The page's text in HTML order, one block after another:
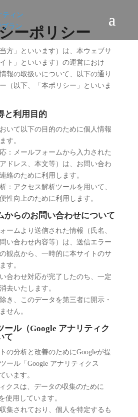
ーポリシー
方」といいます）は、本ウェブサ
ト」といいます）の運営におけ
報の取扱いについて、以下の通り
（以下、「本ポリシー」といいま
と利用目的
いて以下の目的のために個人情報
す。
：メールフォームから入力された
ドレス、本文等）は、お問い合わ
絡のために利用します。
：アクセス解析ツールを用いて、
性向上のために利用します。
からのお問い合わせについて
ームより送信された情報（氏名、
い合わせ内容等）は、送信エラー
観点から、一時的に本サイトのサ
す。
合わせ対応が完了したのち、一定
去いたします。
き、このデータを第三者に開示・
せん。
ール（Google アナリティク
て
の分析と改善のためにGoogleが提
ール「Google アナリティクス
います。
クスは、データの収集のために
使用しています。
集されており、個人を特定するも